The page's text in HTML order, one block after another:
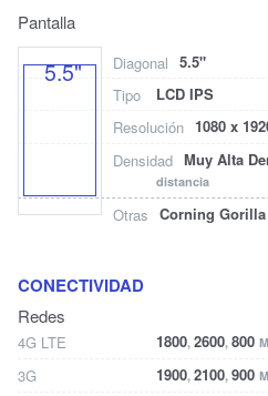
Pantalla
5.5" Diagonal 5.5"
Tipo
LCD IPS
Resolución
1080 x
Densidad Muy Alta
distancia
Otras Corning Gorilla
CONECTIVIDAD
Redes
4G LTE 1800, 2600, 800
3G 1900, 2100, 900